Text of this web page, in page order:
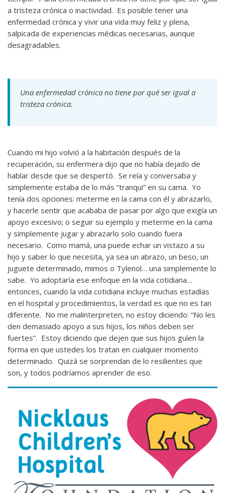
a tristeza crónica o inactividad. Es posible tener una
enfermedad crónica y vivir una vida muy feliz y plena,
salpicada de experiencias médicas necesarias, aunque
desagradables.
Una enfermedad crónica no tiene por qué ser igual a
tristeza crónica.
Cuando mi hijo volvió a la habitación después de la
recuperación, su enfermera dijo que no había dejado de
hablar desde que se despertó. Se reía y conversaba y
simplemente estaba de lo más “tranqui” en su cama. Yo
tenía dos opciones: meterme en la cama con él y abrazarlo,
y hacerle sentir que acababa de pasar por algo que exigía un
apoyo excesivo; o seguir su ejemplo y meterme en la cama
y simplemente jugar y abrazarlo solo cuando fuera
necesario. Como mamá, una puede echar un vistazo a su
hijo y saber lo que necesita, ya sea un abrazo, un beso, un
juguete determinado, mimos o Tylenol… una simplemente lo
sabe. Yo adoptaría ese enfoque en la vida cotidiana…
entonces, cuando la vida cotidiana incluye muchas estadías
en el hospital y procedimientos, la verdad es que no es tan
diferente. No me malinterpreten, no estoy diciendo: “No les
den demasiado apoyo a sus hijos, los niños deben ser
fuertes”. Estoy diciendo que dejen que sus hijos guíen la
forma en que ustedes los tratan en cualquier momento
determinado. Quizá se sorprendan de lo resilientes que
son, y todos podríamos aprender de eso.